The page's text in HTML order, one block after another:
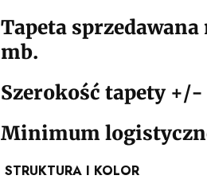
Tapeta
mb.
Szerokość tapety +/-
Minimum
STRUKTURA I KOLOR